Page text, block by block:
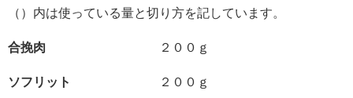
（）内は使っている量と切り方を記しています。
合挽肉 ２００ｇ
ソフリット ２００ｇ